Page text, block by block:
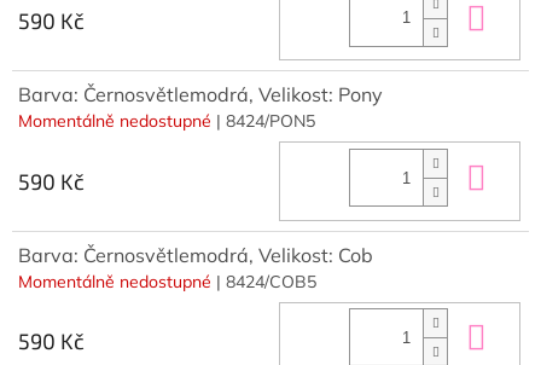
590 Kč
Barva: Černosvětlemodrá, Velikost: Pony
Momentálně nedostupné | 8424/PON5
590 Kč
Barva: Černosvětlemodrá, Velikost: Cob
Momentálně nedostupné | 8424/COB5
590 Kč